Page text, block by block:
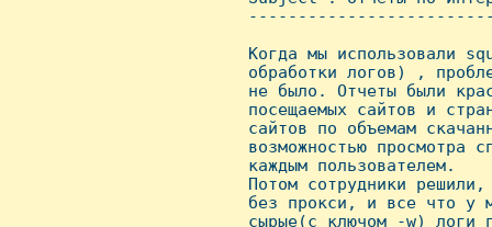
Когда мы использовали
обработки логов) ,
не было. Отчеты были
посещаемых сайтов и
сайтов по объемам
возможностью просмотра
каждым пользователем.
Потом сотрудники
без прокси, и все что у
сырые(с ключом -w) логи